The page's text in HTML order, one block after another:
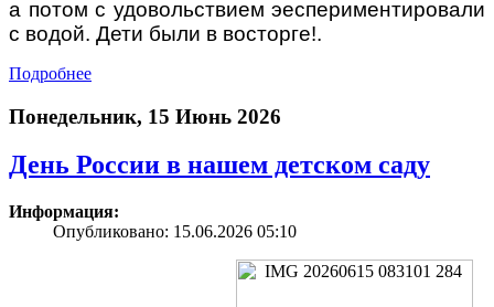
а потом с удовольствием эеспериментировали
с водой. Дети были в восторге!.
Подробнее
Понедельник, 15 Июнь 2026
День России в нашем детском саду
Информация:
Опубликовано: 15.06.2026 05:10